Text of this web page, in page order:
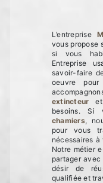
L’entreprise
vous propose
si vous
Entreprise
savoir-faire
oeuvre
extincteur et
besoins.
chamiers,
pour vous
nécessaires
Notre métier
partager
désir de
qualifiée et